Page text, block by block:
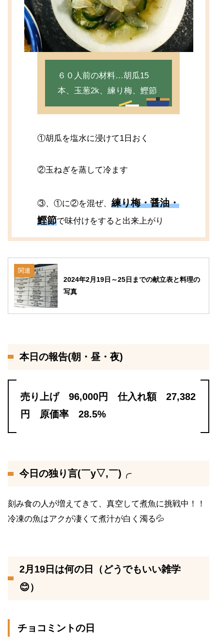
６０人前の材料…胡瓜15
本、玉葱2k、練り梅、鰹節
①胡瓜を塩水に浸けて1日おく
②玉ねぎを蒸して冷ます
③、①に②を混ぜ、練り梅・醤油・
鰹節で味付けをすると出来上がり
関連
2024年2月19日～25日までの献立表と料理の
写真
本日の報告(朝・昼・夜)
売り上げ 96,000円 仕入れ額 27,382
円 原価率 28.5%
今日の独り言(￣y▽,￣)╭
刻み食の人が増えてきて、真空して煮魚に挑戦中！！
冷凍の魚はアクが凄くて煮汁が白く濁る💦
2月19日は何の日（どうでもいい雑学
😊）
チョコミントの日